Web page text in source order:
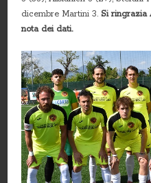
dicembre Martini 3. Si ringrazia
nota dei dati.